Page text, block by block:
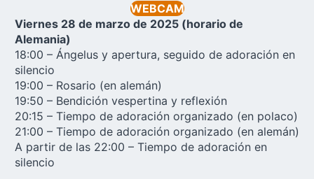
WEBCAM
Viernes 28 de marzo de 2025 (horario de
Alemania)
18:00 – Ángelus y apertura, seguido de adoración en
silencio
19:00 – Rosario (en alemán)
19:50 – Bendición vespertina y reflexión
20:15 – Tiempo de adoración organizado (en polaco)
21:00 – Tiempo de adoración organizado (en alemán)
A partir de las 22:00 – Tiempo de adoración en
silencio